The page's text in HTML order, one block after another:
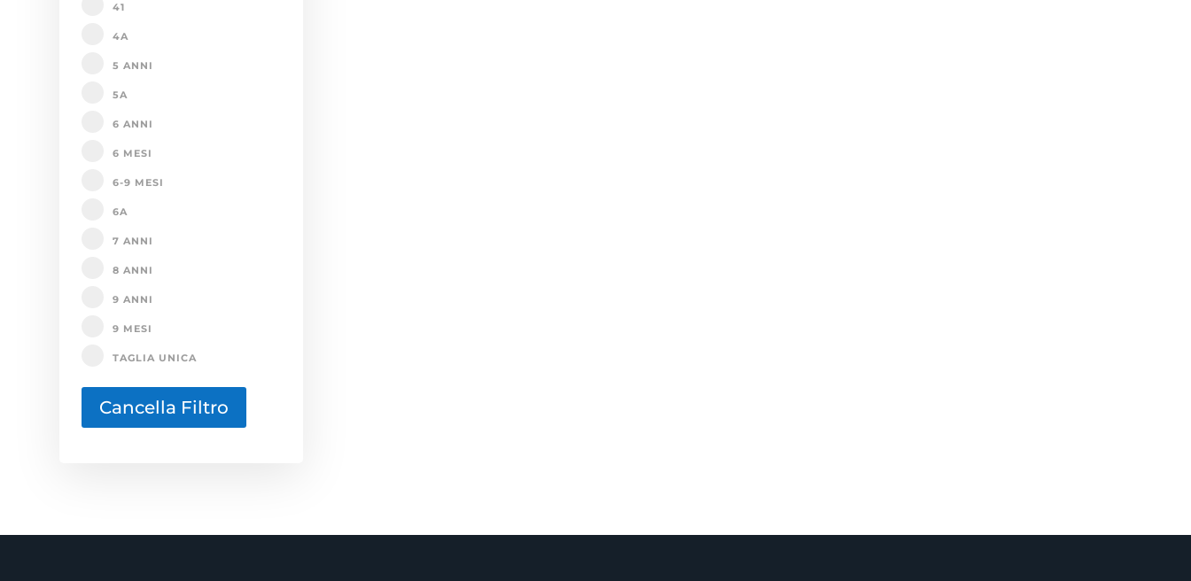
41
4A
5 ANNI
5A
6 ANNI
6 MESI
6-9 MESI
6A
7 ANNI
8 ANNI
9 ANNI
9 MESI
TAGLIA UNICA
Cancella Filtro